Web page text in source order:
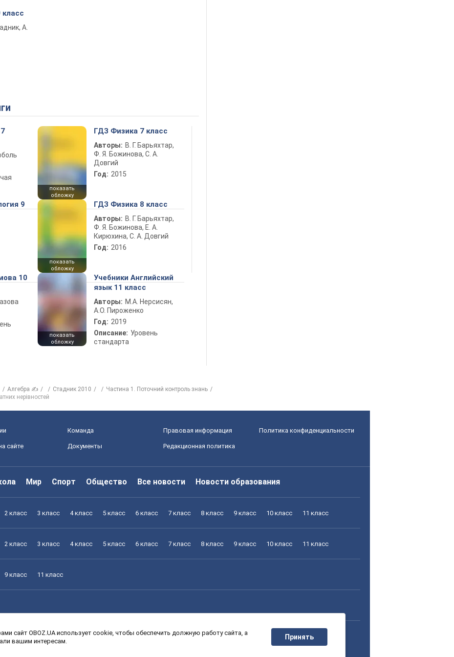
класс
А.
показать
обложку
ГДЗ Физика 7 класс
Авторы: В. Г. Барьяхтар,
Ф. Я. Божинова, С. А.
Довгий
Год: 2015
9
показать
обложку
ГДЗ Физика 8 класс
Авторы: В. Г. Барьяхтар,
Ф. Я. Божинова, Е. А.
Кирюхина, С. А. Довгий
Год: 2016
10
показать
обложку
Учебники Английский
язык 11 класс
Авторы: М.А. Нерсисян,
А.О. Пироженко
Год: 2019
Описание: Уровень
стандарта
Алгебра ✍ Стадник 2010
Частина 1. Поточний контроль знань
нерівностей
Команда Правовая информация Политика конфиденциальности
сайте Документы Редакционная политика
Мир Спорт Общество Все новости Новости образования
2 класс 3 класс 4 класс 5 класс 6 класс 7 класс 8 класс 9 класс 10 класс 11 класс
2 класс 3 класс 4 класс 5 класс 6 класс 7 класс 8 класс 9 класс 10 класс 11 класс
9 класс 11 класс
2 класс 3 класс 4 класс 5 класс 6 класс 7 класс 8 класс 9 класс 10 класс 11 класс
сайт OBOZ.UA использует cookie, чтобы обеспечить должную работу сайта, а
вашим интересам.
Принять